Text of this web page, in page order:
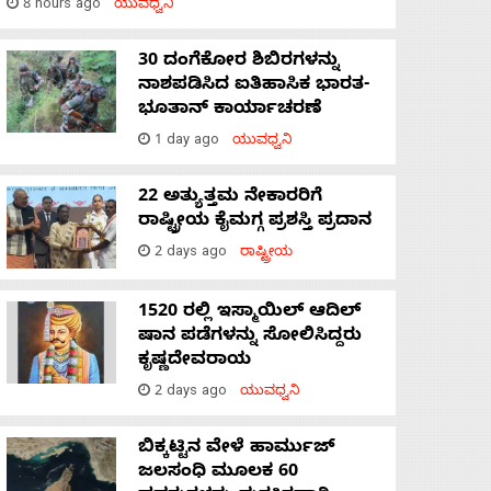
8 hours ago ಯುವಧ್ವನಿ
30 ದಂಗೆಕೋರ ಶಿಬಿರಗಳನ್ನು
ನಾಶಪಡಿಸಿದ ಐತಿಹಾಸಿಕ ಭಾರತ-
ಭೂತಾನ್ ಕಾರ್ಯಾಚರಣೆ
1 day ago ಯುವಧ್ವನಿ
22 ಅತ್ಯುತ್ತಮ ನೇಕಾರರಿಗೆ
ರಾಷ್ಟ್ರೀಯ ಕೈಮಗ್ಗ ಪ್ರಶಸ್ತಿ ಪ್ರದಾನ
2 days ago ರಾಷ್ಟ್ರೀಯ
1520 ರಲ್ಲಿ ಇಸ್ಮಾಯಿಲ್ ಆದಿಲ್
ಷಾನ ಪಡೆಗಳನ್ನು ಸೋಲಿಸಿದ್ದರು
ಕೃಷ್ಣದೇವರಾಯ
2 days ago ಯುವಧ್ವನಿ
ಬಿಕ್ಕಟ್ಟಿನ ವೇಳೆ ಹಾರ್ಮುಜ್
ಜಲಸಂಧಿ ಮೂಲಕ 60